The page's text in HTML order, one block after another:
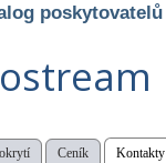
Ceník Kontakty